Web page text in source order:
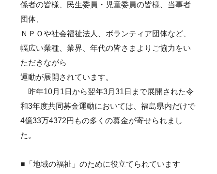
係者の皆様、民生委員・児童委員の皆様、当事者
団体、
ＮＰＯや社会福祉法人、ボランティア団体など、
幅広い業種、業界、年代の皆さまよりご協力をい
ただきながら
運動が展開されています。
昨年10月1日から翌年3月31日まで展開された令
和3年度共同募金運動においては、福島県内だけで
4億33万4372円もの多くの募金が寄せられまし
た。
■「地域の福祉」のために役立てられています